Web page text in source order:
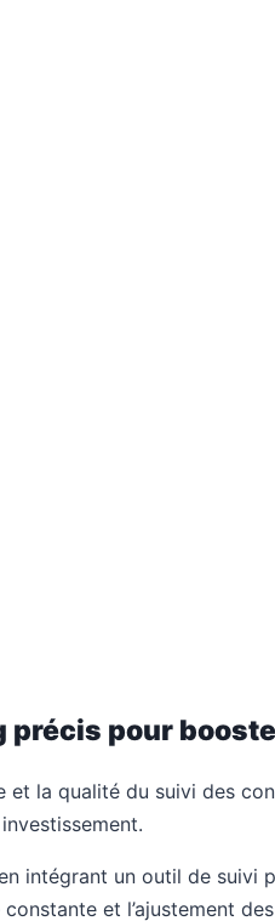
précis pour
et la qualité du suivi des
intégrant un outil de suivi
et l’ajustement